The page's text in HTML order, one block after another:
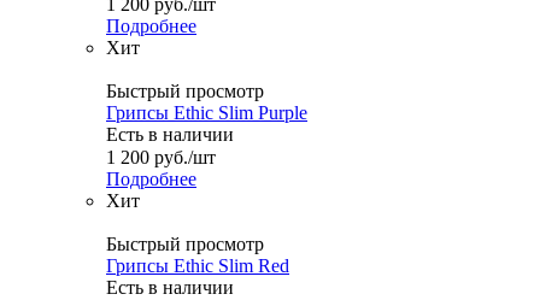
1 200 руб./шт
Подробнее
Хит
Быстрый просмотр
Грипсы Ethic Slim Purple
Есть в наличии
1 200 руб./шт
Подробнее
Хит
Быстрый просмотр
Грипсы Ethic Slim Red
Есть в наличии